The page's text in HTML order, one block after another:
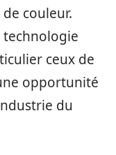
couleur.
technologie
ceux de
opportunité
du